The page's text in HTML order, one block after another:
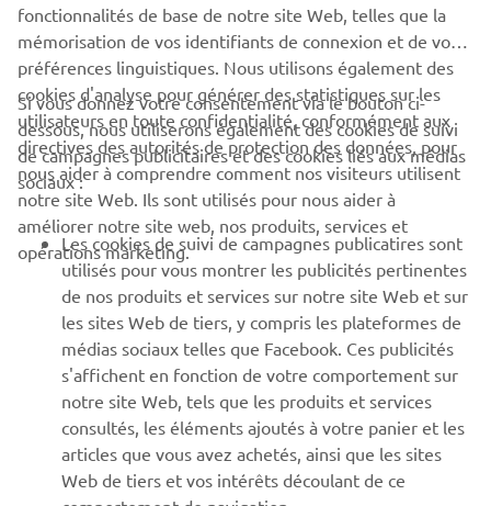
CORPORATE
PROS & B2B
PLUS YAMAHA
SUPPORT
NEWSLETTER
Découvrez en exclusivité les dernières offres, les événements
spéciaux, les nouveautés et bien plus encore
fonctionnalités de base de notre site Web, telles que la
mémorisation de vos identifiants de connexion et de vos
préférences linguistiques. Nous utilisons également des
cookies d'analyse pour générer des statistiques sur les
utilisateurs en toute confidentialité, conformément aux
directives des autorités de protection des données, pour
nous aider à comprendre comment nos visiteurs utilisent
notre site Web. Ils sont utilisés pour nous aider à
améliorer notre site web, nos produits, services et
opérations marketing.
Si vous donnez votre consentement via le bouton ci-
dessous, nous utiliserons également des cookies de suivi
de campagnes publicitaires et des cookies liés aux médias
sociaux :
Les cookies de suivi de campagnes publicatires sont
utilisés pour vous montrer les publicités pertinentes
de nos produits et services sur notre site Web et sur
les sites Web de tiers, y compris les plateformes de
médias sociaux telles que Facebook. Ces publicités
s'affichent en fonction de votre comportement sur
notre site Web, tels que les produits et services
consultés, les éléments ajoutés à votre panier et les
articles que vous avez achetés, ainsi que les sites
Web de tiers et vos intérêts découlant de ce